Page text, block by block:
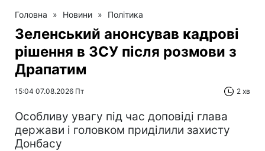
Головна » Новини » Політика
Зеленський анонсував кадрові
рішення в ЗСУ після розмови з
Драпатим
15:04 07.08.2026 Пт 2 хв
Особливу увагу під час доповіді глава
держави і головком приділили захисту
Донбасу